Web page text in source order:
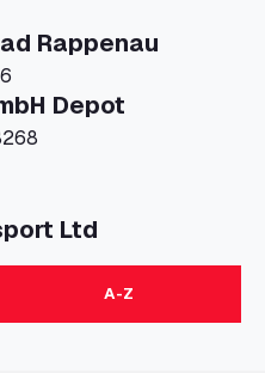
Rappenau
Depot
3, , 48268
Ltd
5GA
A-Z